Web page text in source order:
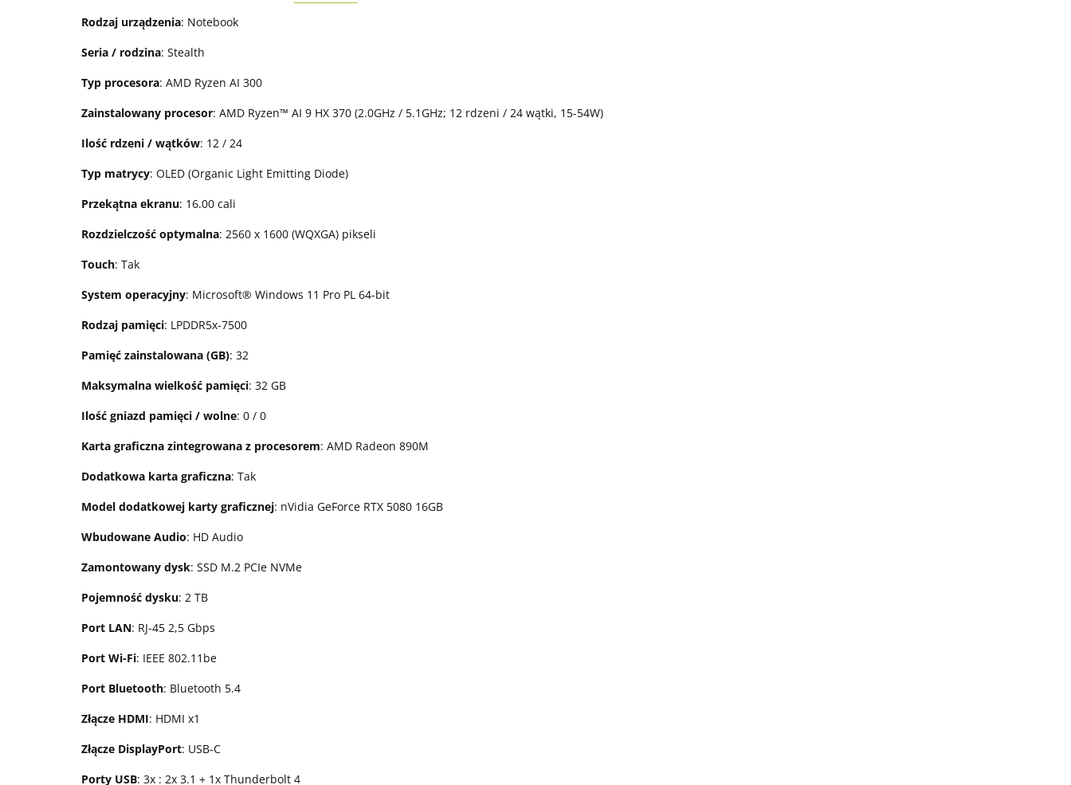
Rodzaj urządzenia: Notebook
Seria / rodzina: Stealth
Typ procesora: AMD Ryzen AI 300
Zainstalowany procesor: AMD Ryzen™ AI 9 HX 370 (2.0GHz / 5.1GHz; 12 rdzeni / 24 wątki, 15-54W)
Ilość rdzeni / wątków: 12 / 24
Typ matrycy: OLED (Organic Light Emitting Diode)
Przekątna ekranu: 16.00 cali
Rozdzielczość optymalna: 2560 x 1600 (WQXGA) pikseli
Touch: Tak
System operacyjny: Microsoft® Windows 11 Pro PL 64-bit
Rodzaj pamięci: LPDDR5x-7500
Pamięć zainstalowana (GB): 32
Maksymalna wielkość pamięci: 32 GB
Ilość gniazd pamięci / wolne: 0 / 0
Karta graficzna zintegrowana z procesorem: AMD Radeon 890M
Dodatkowa karta graficzna: Tak
Model dodatkowej karty graficznej: nVidia GeForce RTX 5080 16GB
Wbudowane Audio: HD Audio
Zamontowany dysk: SSD M.2 PCIe NVMe
Pojemność dysku: 2 TB
Port LAN: RJ-45 2,5 Gbps
Port Wi-Fi: IEEE 802.11be
Port Bluetooth: Bluetooth 5.4
Złącze HDMI: HDMI x1
Złącze DisplayPort: USB-C
Porty USB: 3x : 2x 3.1 + 1x Thunderbolt 4